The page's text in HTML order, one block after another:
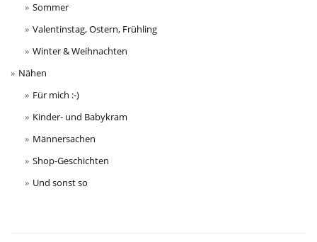
Sommer
Valentinstag, Ostern, Frühling
Winter & Weihnachten
Nähen
Für mich :-)
Kinder- und Babykram
Männersachen
Shop-Geschichten
Und sonst so